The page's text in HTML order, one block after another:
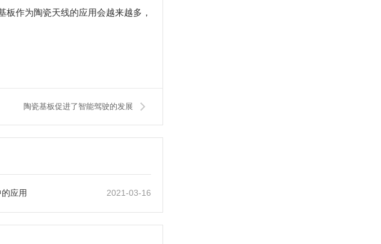
作为陶瓷天线的应用会越来越多，
陶瓷基板促进了智能驾驶的发展
应用 2021-03-16